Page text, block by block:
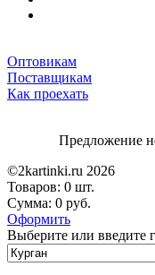
Оптовикам
Поставщикам
Как проехать
Предложение
©2kartinki.ru 2026
Товаров: 0 шт.
Сумма: 0 руб.
Оформить
Выберите или введите